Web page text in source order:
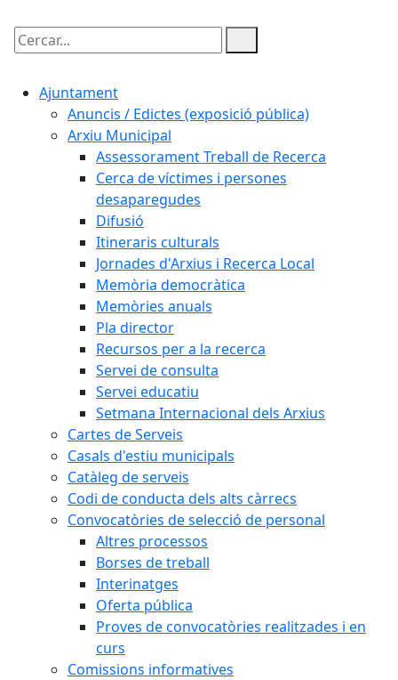
Cercar:
Ajuntament
Anuncis / Edictes (exposició pública)
Arxiu Municipal
Assessorament Treball de Recerca
Cerca de víctimes i persones
desaparegudes
Difusió
Itineraris culturals
Jornades d'Arxius i Recerca Local
Memòria democràtica
Memòries anuals
Pla director
Recursos per a la recerca
Servei de consulta
Servei educatiu
Setmana Internacional dels Arxius
Cartes de Serveis
Casals d'estiu municipals
Catàleg de serveis
Codi de conducta dels alts càrrecs
Convocatòries de selecció de personal
Altres processos
Borses de treball
Interinatges
Oferta pública
Proves de convocatòries realitzades i en
curs
Comissions informatives